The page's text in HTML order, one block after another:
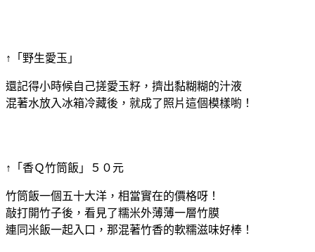
↑「野生愛玉」
還記得小時候自己搓愛玉籽，擠出黏糊糊的汁液
混著水放入冰箱冷藏後，就成了照片這個模樣喲！
↑「香Ｑ竹筒飯」５０元
竹筒飯一個五十大洋，相當實在的價格呀！
敲打開竹子後，看見了糯米外薄薄一層竹膜
連同米飯一起入口，那混著竹香的軟糯滋味好棒！